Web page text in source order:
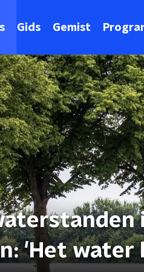
Gids Gemist
'Het water